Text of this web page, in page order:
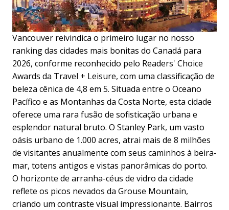
Vancouver reivindica o primeiro lugar no nosso
ranking das cidades mais bonitas do Canadá para
2026, conforme reconhecido pelo Readers' Choice
Awards da Travel + Leisure, com uma classificação de
beleza cênica de 4,8 em 5. Situada entre o Oceano
Pacífico e as Montanhas da Costa Norte, esta cidade
oferece uma rara fusão de sofisticação urbana e
esplendor natural bruto. O Stanley Park, um vasto
oásis urbano de 1.000 acres, atrai mais de 8 milhões
de visitantes anualmente com seus caminhos à beira-
mar, totens antigos e vistas panorâmicas do porto.
O horizonte de arranha-céus de vidro da cidade
reflete os picos nevados da Grouse Mountain,
criando um contraste visual impressionante. Bairros